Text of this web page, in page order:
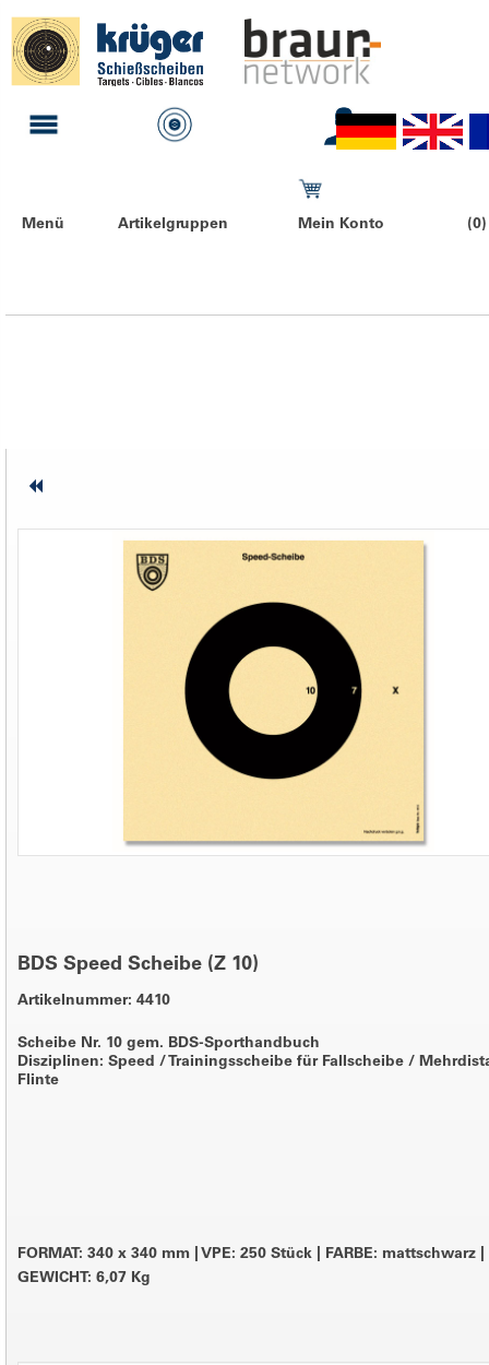
Menü Artikelgruppen Mein Konto
BDS Speed Scheibe (Z 10)
Artikelnummer: 4410
Scheibe Nr. 10 gem. BDS-Sporthandbuch
Disziplinen: Speed / Trainingsscheibe für Fallscheibe /
Flinte
FORMAT: 340 x 340 mm VPE: 250 Stück FARBE: mattschwarz
GEWICHT: 6,07 Kg